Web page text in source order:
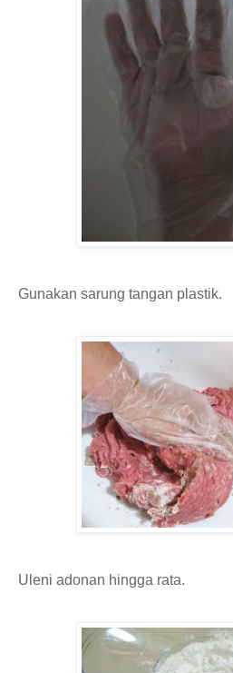
Gunakan sarung tangan plastik.
Uleni adonan hingga rata.